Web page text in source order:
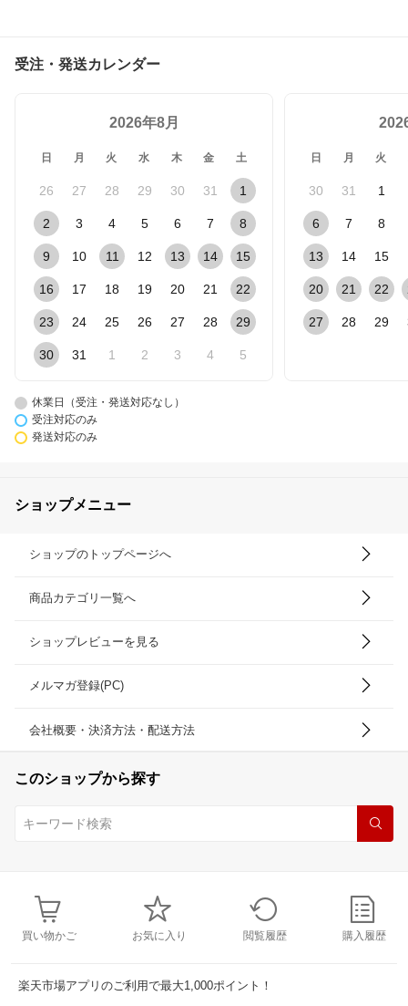
受注・発送カレンダー
2026年8月
日 月 火 水 木 金 土
26 27 28 29 30 31 1
2 3 4 5 6 7 8
9 10 11 12 13 14 15
16 17 18 19 20 21 22
23 24 25 26 27 28 29
30 31 1 2 3 4 5
日 月 火
30 31 1
6 7 8
13 14 15
20 21 22
27 28 29
休業日（受注・発送対応なし）
受注対応のみ
発送対応のみ
ショップメニュー
ショップのトップページへ
商品カテゴリ一覧へ
ショップレビューを見る
メルマガ登録(PC)
会社概要・決済方法・配送方法
このショップから探す
買い物かご お気に入り 閲覧履歴 購入履歴
楽天市場アプリのご利用で最大1,000ポイント！